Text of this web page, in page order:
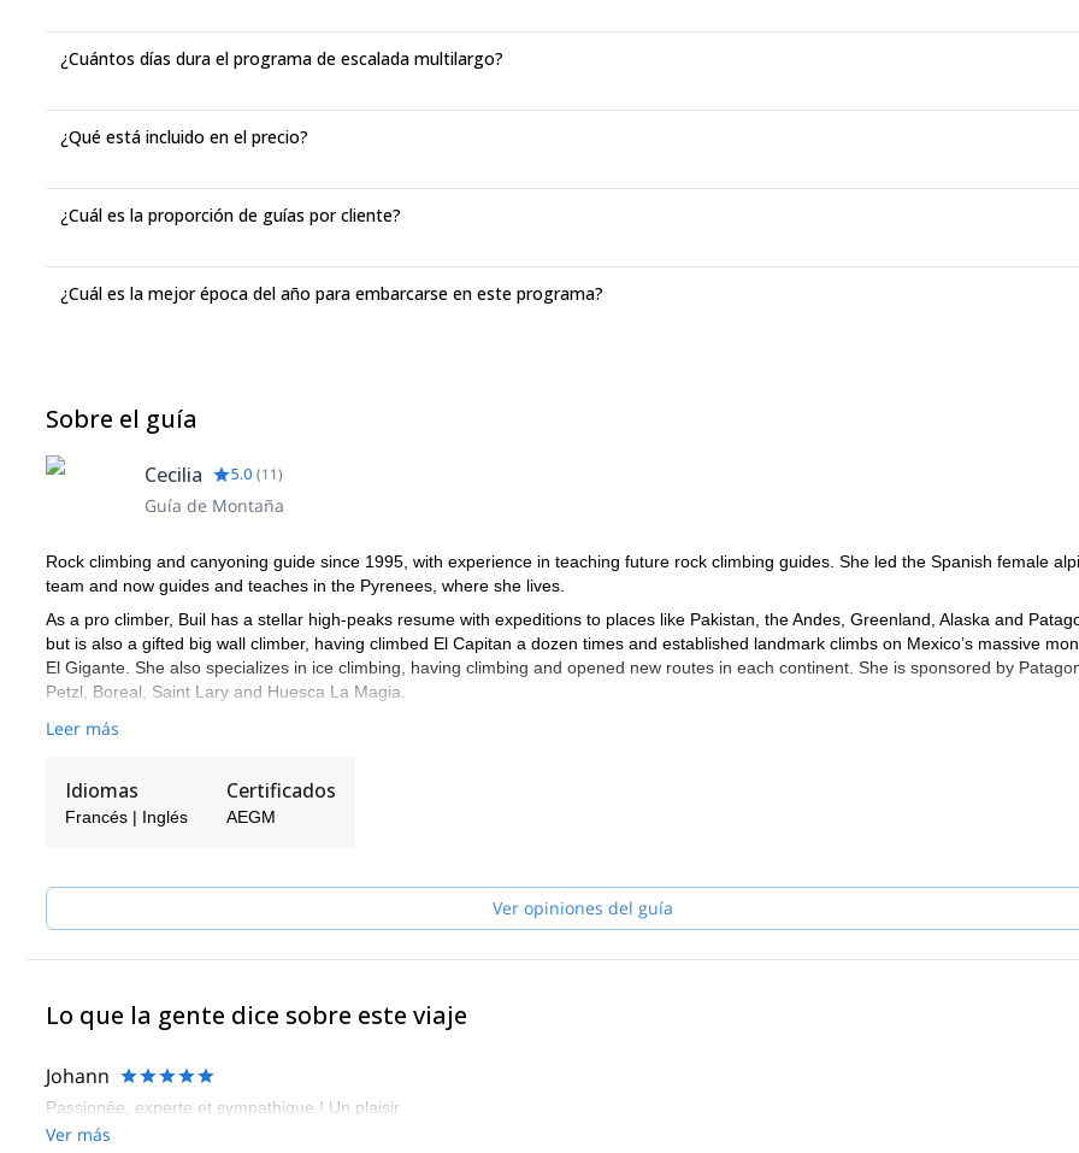
¿Cuántos días dura el programa de escalada multilargo?
¿Qué está incluido en el precio?
¿Cuál es la proporción de guías por cliente?
¿Cuál es la mejor época del año para embarcarse en este programa?
Sobre el guía
Cecilia 5.0 (11)
Guía de Montaña
Rock climbing and canyoning guide since 1995, with experience in teaching future rock climbing guides. She led the Spanish female
team and now guides and teaches in the Pyrenees, where she lives.
As a pro climber, Buil has a stellar high-peaks resume with expeditions to places like Pakistan, the Andes, Greenland, Alaska and
but is also a gifted big wall climber, having climbed El Capitan a dozen times and established landmark climbs on Mexico’s massive
El Gigante. She also specializes in ice climbing, having climbing and opened new routes in each continent. She is sponsored by
Petzl, Boreal, Saint Lary and Huesca La Magia.
Leer más
Idiomas
Francés | Inglés
Certificados
AEGM
Ver opiniones del guía
Lo que la gente dice sobre este viaje
Johann
Passionée, experte et sympathique ! Un plaisir
Ver más